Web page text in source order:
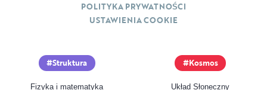
Struktura
Fizyka i matematyka
Kosmos
Układ Słoneczny
POLITYKA PRYWATNOŚCI
USTAWIENIA COOKIE